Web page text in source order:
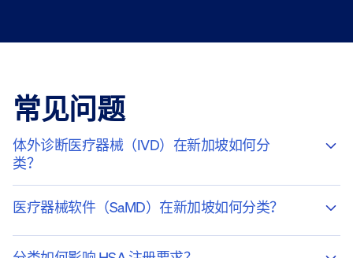
常见问题
体外诊断医疗器械（IVD）在新加坡如何分
类？
医疗器械软件（SaMD）在新加坡如何分类？